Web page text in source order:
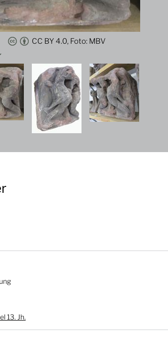
CC BY 4.0, Foto: MBV
13. Jh.